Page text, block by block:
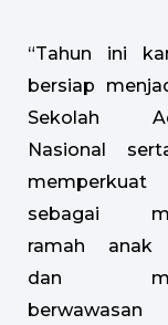
“Tahun ini
bersiap
Sekolah
Nasional
sebagai
ramah anak
dan